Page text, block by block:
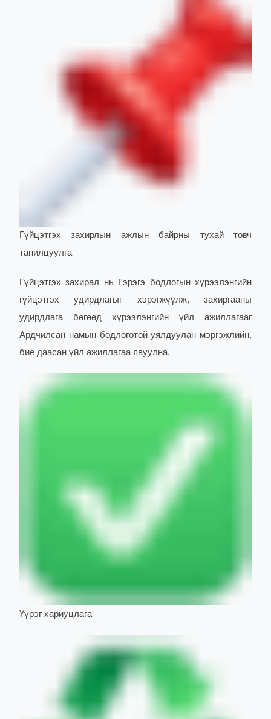
Гүйцэтгэх захирлын ажлын байрны тухай товч
танилцуулга
Гүйцэтгэх захирал нь Гэрэгэ бодлогын хүрээлэнгийн
гүйцэтгэх удирдлагыг хэрэгжүүлж, захиргааны
удирдлага бөгөөд хүрээлэнгийн үйл ажиллагааг
Ардчилсан намын бодлоготой уялдуулан мэргэжлийн,
бие даасан үйл ажиллагаа явуулна.
Үүрэг хариуцлага